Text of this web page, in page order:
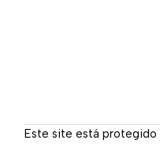
Este site está protegido